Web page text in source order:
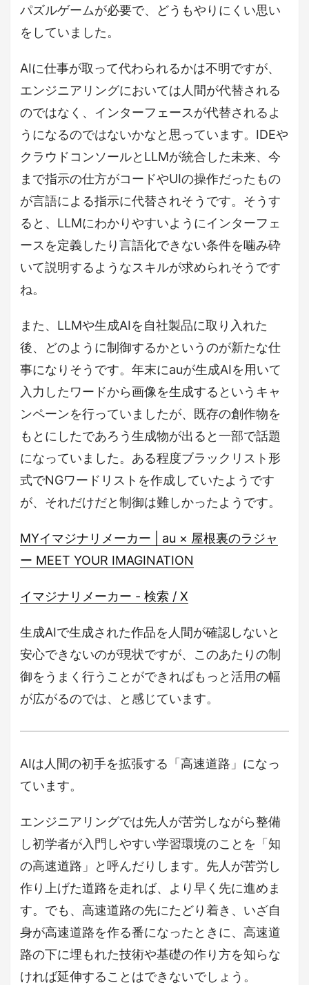
パズルゲームが必要で、どうもやりにくい思い
をしていました。
AIに仕事が取って代わられるかは不明ですが、
エンジニアリングにおいては人間が代替される
のではなく、インターフェースが代替されるよ
うになるのではないかなと思っています。IDEや
クラウドコンソールとLLMが統合した未来、今
まで指示の仕方がコードやUIの操作だったもの
が言語による指示に代替されそうです。そうす
ると、LLMにわかりやすいようにインターフェ
ースを定義したり言語化できない条件を噛み砕
いて説明するようなスキルが求められそうです
ね。
また、LLMや生成AIを自社製品に取り入れた
後、どのように制御するかというのが新たな仕
事になりそうです。年末にauが生成AIを用いて
入力したワードから画像を生成するというキャ
ンペーンを行っていましたが、既存の創作物を
もとにしたであろう生成物が出ると一部で話題
になっていました。ある程度ブラックリスト形
式でNGワードリストを作成していたようです
が、それだけだと制御は難しかったようです。
MYイマジナリメーカー | au × 屋根裏のラジャ
ー MEET YOUR IMAGINATION
イマジナリメーカー - 検索 / X
生成AIで生成された作品を人間が確認しないと
安心できないのが現状ですが、このあたりの制
御をうまく行うことができればもっと活用の幅
が広がるのでは、と感じています。
AIは人間の初手を拡張する「高速道路」になっ
ています。
エンジニアリングでは先人が苦労しながら整備
し初学者が入門しやすい学習環境のことを「知
の高速道路」と呼んだりします。先人が苦労し
作り上げた道路を走れば、より早く先に進めま
す。でも、高速道路の先にたどり着き、いざ自
身が高速道路を作る番になったときに、高速道
路の下に埋もれた技術や基礎の作り方を知らな
ければ延伸することはできないでしょう。